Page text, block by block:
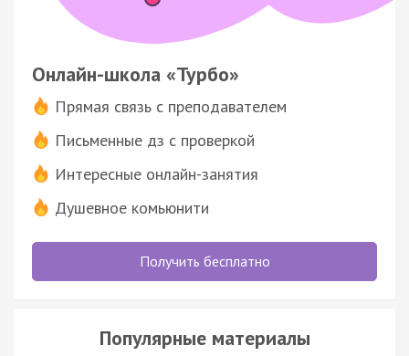
Онлайн-школа «Турбо»
Прямая связь с преподавателем
Письменные дз с проверкой
Интересные онлайн-занятия
Душевное комьюнити
Получить бесплатно
Популярные материалы